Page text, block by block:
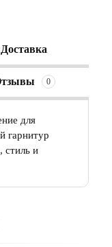
Доставка
0
для
гарнитур
стиль и